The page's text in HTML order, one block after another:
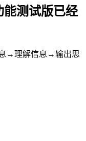
能测试版已经
→理解信息→输出思